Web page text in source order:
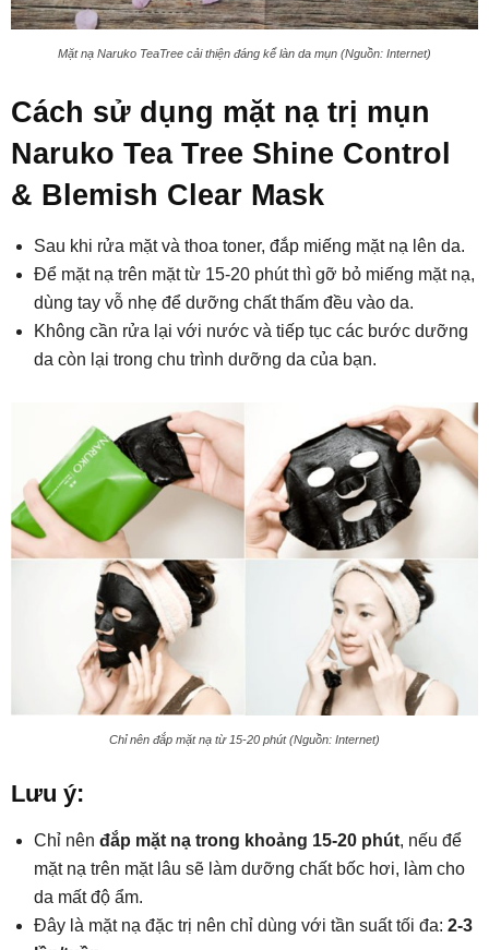
Mặt nạ Naruko TeaTree cải thiện đáng kể làn da mụn (Nguồn: Internet)
Cách sử dụng mặt nạ trị mụn
Naruko Tea Tree Shine Control
& Blemish Clear Mask
Sau khi rửa mặt và thoa toner, đắp miếng mặt nạ lên da.
Để mặt nạ trên mặt từ 15-20 phút thì gỡ bỏ miếng mặt nạ,
dùng tay vỗ nhẹ để dưỡng chất thấm đều vào da.
Không cần rửa lại với nước và tiếp tục các bước dưỡng
da còn lại trong chu trình dưỡng da của bạn.
Chỉ nên đắp mặt nạ từ 15-20 phút (Nguồn: Internet)
Lưu ý:
Chỉ nên đắp mặt nạ trong khoảng 15-20 phút, nếu để
mặt nạ trên mặt lâu sẽ làm dưỡng chất bốc hơi, làm cho
da mất độ ẩm.
Đây là mặt nạ đặc trị nên chỉ dùng với tần suất tối đa: 2-3